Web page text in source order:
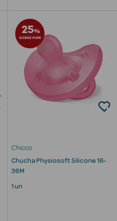
25%
SOBRE PVPR
Chicco
Chucha Physiosoft Silicone 16-
36M
1 un